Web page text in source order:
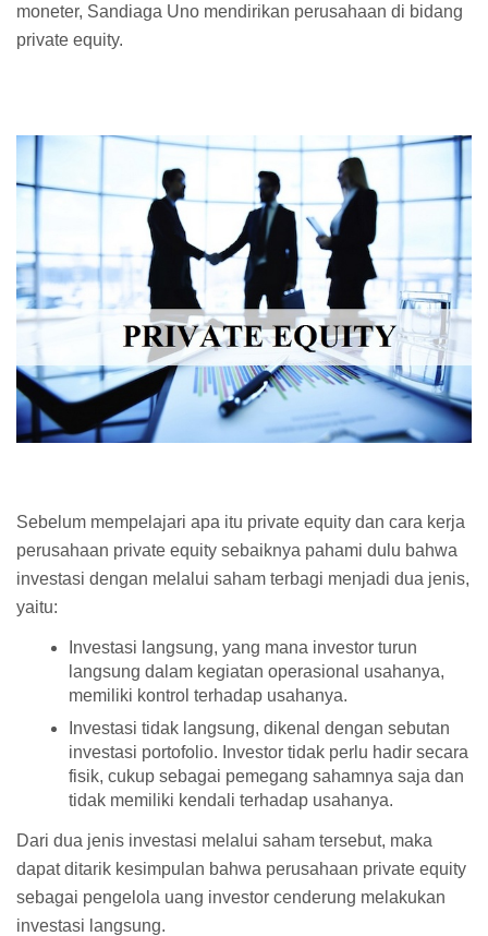
moneter, Sandiaga Uno mendirikan perusahaan di bidang
private equity.
Sebelum mempelajari apa itu private equity dan cara kerja
perusahaan private equity sebaiknya pahami dulu bahwa
investasi dengan melalui saham terbagi menjadi dua jenis,
yaitu:
Investasi langsung, yang mana investor turun
langsung dalam kegiatan operasional usahanya,
memiliki kontrol terhadap usahanya.
Investasi tidak langsung, dikenal dengan sebutan
investasi portofolio. Investor tidak perlu hadir secara
fisik, cukup sebagai pemegang sahamnya saja dan
tidak memiliki kendali terhadap usahanya.
Dari dua jenis investasi melalui saham tersebut, maka
dapat ditarik kesimpulan bahwa perusahaan private equity
sebagai pengelola uang investor cenderung melakukan
investasi langsung.